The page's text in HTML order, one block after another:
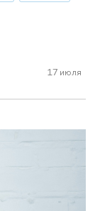
17 июля